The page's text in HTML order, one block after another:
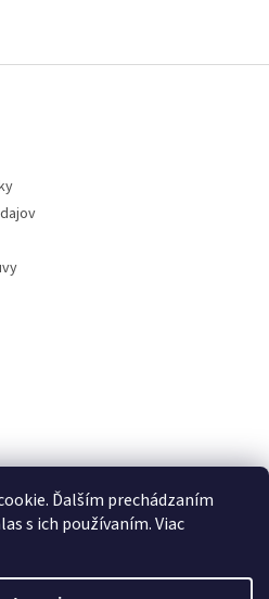
Ďalším prechádzaním
s ich používaním. Viac